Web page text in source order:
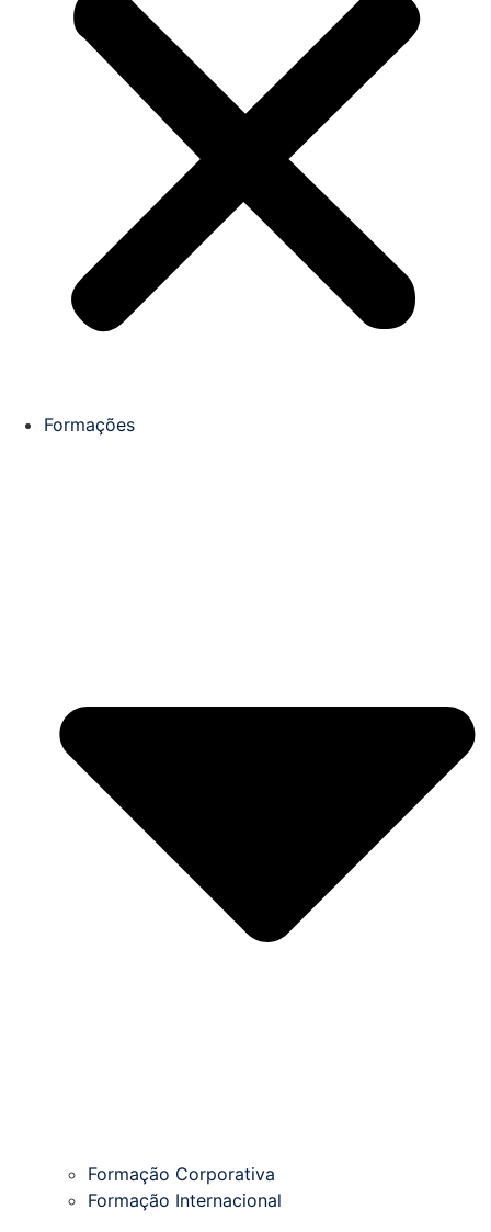
Formações
Formação Corporativa
Formação Internacional